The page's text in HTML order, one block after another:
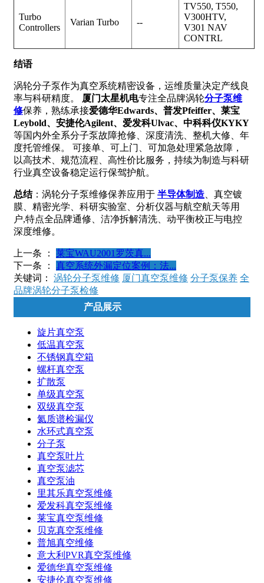
Turbo
Controllers
Varian Turbo --
TV550, T550,
V300HTV,
V301 NAV
CONTRL
结语
涡轮分子泵作为真空系统精密设备，运维质量决定产线良
率与科研精度。
厦门太星机电专注全品牌涡轮分子泵维
修保养，熟练承接爱德华Edwards、普发Pfeiffer、莱宝
Leybold、安捷伦Agilent、爱发科Ulvac、中科科仪KYKY
等国内外全系分子泵故障抢修、深度清洗、整机大修、年
度托管维保。 可接单、可上门、可加急处理紧急故障，
以高技术、规范流程、高性价比服务，持续为制造与科研
行业真空设备稳定运行保驾护航。
总结：涡轮分子泵维修保养应用于 半导体制造 、真空镀
膜、精密光学、科研实验室、分析仪器与航空航天等用
户,特点全品牌通修、洁净拆解清洗、动平衡校正与电控
深度维修。
上一条 ：
莱宝WAU2001罗茨真...
下一条 ：
真空系统外漏定位案例：法...
关键词： 涡轮分子泵维修 厦门真空泵维修 分子泵保养 全
品牌涡轮分子泵检修
产品展示
旋片真空泵
低温真空泵
不锈钢真空箱
螺杆真空泵
扩散泵
单级真空泵
双级真空泵
氦质谱检漏仪
水环式真空泵
分子泵
真空泵叶片
真空泵滤芯
真空泵油
里其乐真空泵维修
爱发科真空泵维修
莱宝真空泵维修
贝克真空泵维修
普旭真空维修
意大利PVR真空泵维修
爱德华真空泵维修
安捷伦真空泵维修